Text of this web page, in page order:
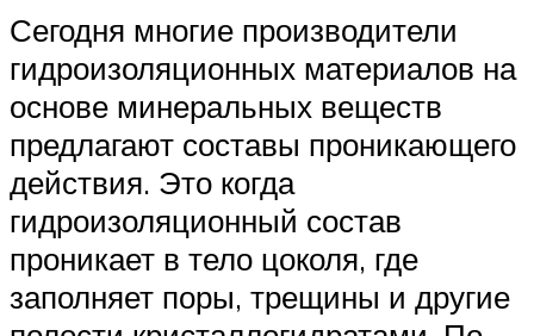
Сегодня многие производители
гидроизоляционных материалов на
основе минеральных веществ
предлагают составы проникающего
действия. Это когда
гидроизоляционный состав
проникает в тело цоколя, где
заполняет поры, трещины и другие